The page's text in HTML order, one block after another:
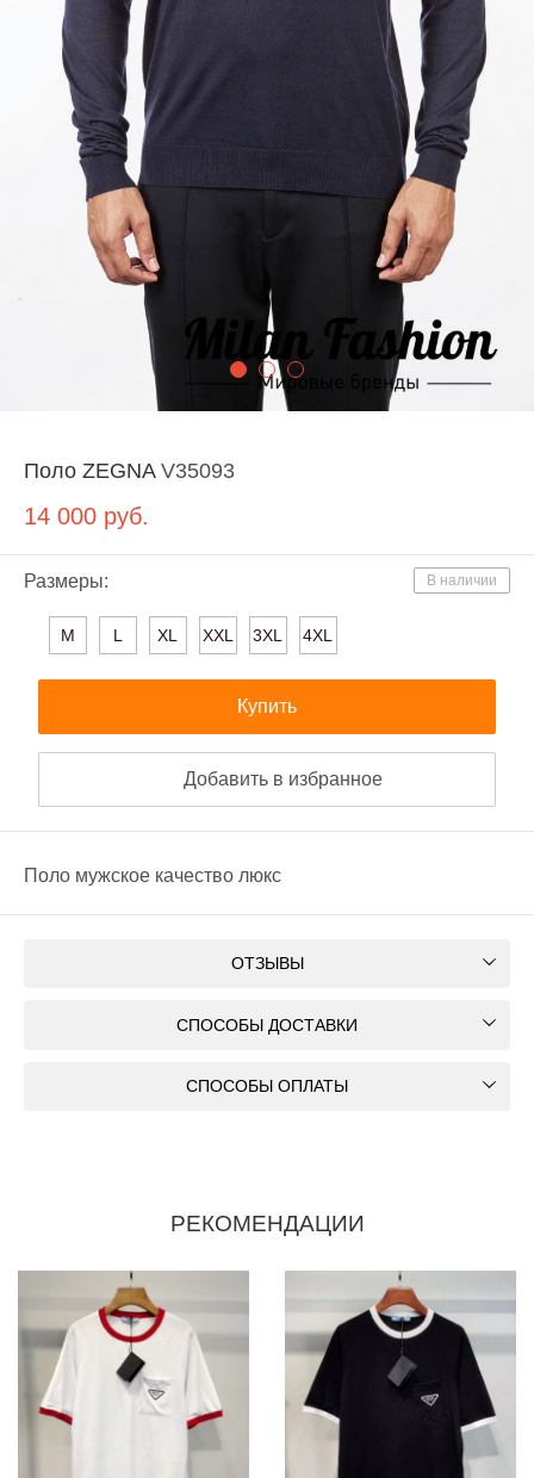
Поло ZEGNA V35093
14 000 руб.
В наличии
Размеры:
M L XL XXL 3XL 4XL
Купить
Добавить в избранное
Поло мужское качество люкс
ОТЗЫВЫ
СПОСОБЫ ДОСТАВКИ
СПОСОБЫ ОПЛАТЫ
РЕКОМЕНДАЦИИ